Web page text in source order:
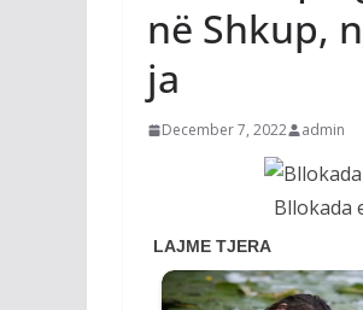
në Shkup,
ja
December 7, 2022 admin
Bllokada